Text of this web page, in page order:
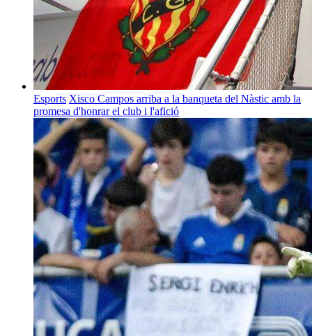
Esports Xisco Campos arriba a la banqueta del Nàstic amb la
promesa d'honrar el club i l'afició